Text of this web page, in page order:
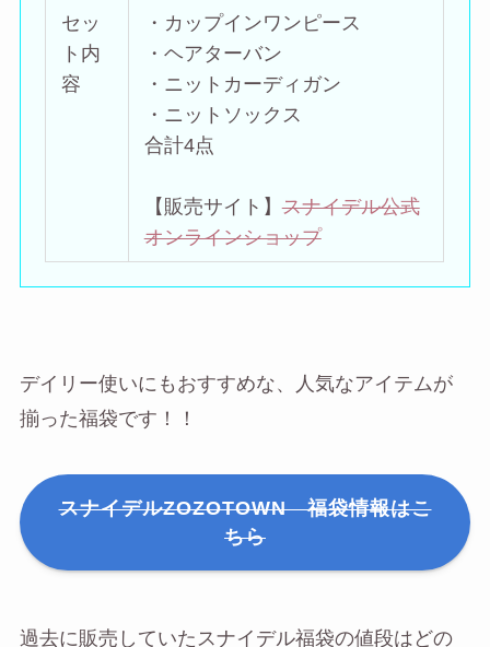
セッ
ト内
容
・カップインワンピース
・ヘアターバン
・ニットカーディガン
・ニットソックス
合計4点
【販売サイト】スナイデル公式
オンラインショップ
デイリー使いにもおすすめな、人気なアイテムが
揃った福袋です！！
スナイデルZOZOTOWN 福袋情報はこ
ちら
過去に販売していたスナイデル福袋の値段はどの